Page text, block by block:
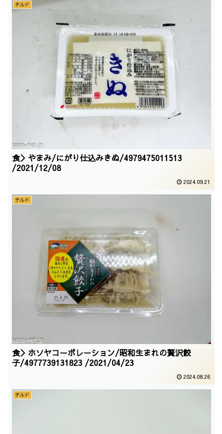
チルド
食＞やまみ/にがり仕込みきぬ/4979475011513
/2021/12/08
2024.09.21
チルド
食＞ホソヤコーポレーション/昭和生まれの贅沢餃
子/4977739131823 /2021/04/23
2024.08.26
チルド